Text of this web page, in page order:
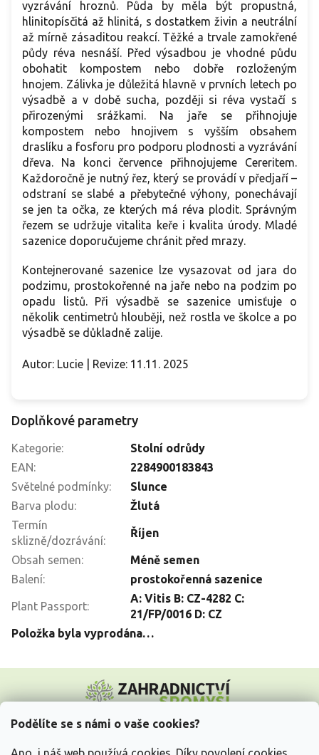
Podělíte se s námi o vaše cookies?
vyzrávání hroznů. Půda by měla být propustná,
hlinitopísčitá až hlinitá, s dostatkem živin a neutrální
až mírně zásaditou reakcí. Těžké a trvale zamokřené
půdy réva nesnáší. Před výsadbou je vhodné půdu
obohatit kompostem nebo dobře rozloženým
hnojem. Zálivka je důležitá hlavně v prvních letech po
výsadbě a v době sucha, později si réva vystačí s
přirozenými srážkami. Na jaře se přihnojuje
kompostem nebo hnojivem s vyšším obsahem
draslíku a fosforu pro podporu plodnosti a vyzrávání
dřeva. Na konci července přihnojujeme Cereritem.
Každoročně je nutný řez, který se provádí v předjaří –
odstraní se slabé a přebytečné výhony, ponechávají
se jen ta očka, ze kterých má réva plodit. Správným
řezem se udržuje vitalita keře i kvalita úrody. Mladé
sazenice doporučujeme chránit před mrazy.
Kontejnerované sazenice lze vysazovat od jara do
podzimu, prostokořenné na jaře nebo na podzim po
opadu listů. Při výsadbě se sazenice umisťuje o
několik centimetrů hlouběji, než rostla ve školce a po
výsadbě se důkladně zalije.
Autor: Lucie | Revize: 11.11. 2025
Doplňkové parametry
Kategorie:
Stolní odrůdy
EAN:
2284900183843
Světelné podmínky:
Slunce
Barva plodu:
Žlutá
Termín
sklizně/dozrávání:
Říjen
Obsah semen:
Méně semen
Balení: prostokořenná sazenice
Plant Passport:
A: Vitis B: CZ-4282 C:
21/FP/0016 D: CZ
Položka byla vyprodána…
p
Vše o nákupu